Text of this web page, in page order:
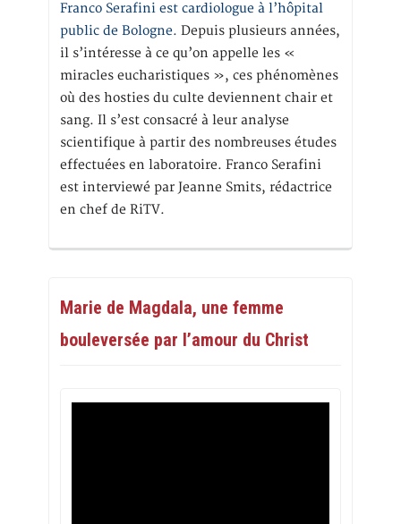
Franco Serafini est cardiologue à l’hôpital
public de Bologne. Depuis plusieurs années,
il s’intéresse à ce qu’on appelle les «
miracles eucharistiques », ces phénomènes
où des hosties du culte deviennent chair et
sang. Il s’est consacré à leur analyse
scientifique à partir des nombreuses études
effectuées en laboratoire. Franco Serafini
est interviewé par Jeanne Smits, rédactrice
en chef de RiTV.
Marie de Magdala, une femme
bouleversée par l’amour du Christ